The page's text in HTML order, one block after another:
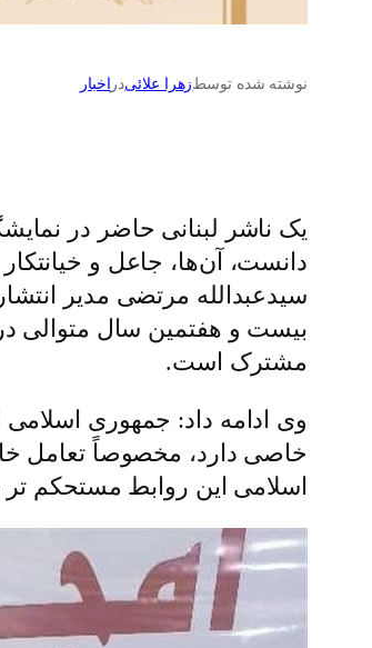
نوشته شده توسطزهرا علائیدر اخبار
یک ناشر لبنانی حاضر در
دانست،‌ آن‌ها، جاعل و
سیدعبدالله مرتضی مدیر
بیست و هفتمین سال متوالی
مشترک است.
وی ادامه داد: جمهوری
خاصی دارد، مخصوصاً تعامل
اسلامی این روابط مستحکم تر